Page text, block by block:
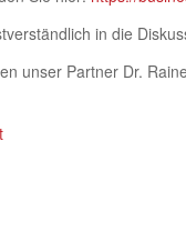
in die
unser Partner Dr.